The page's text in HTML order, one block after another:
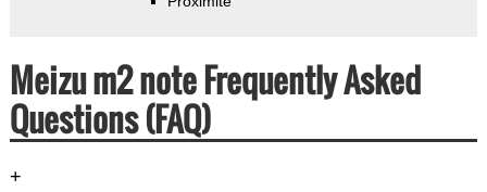
Meizu m2 note Frequently Asked
Questions (FAQ)
+